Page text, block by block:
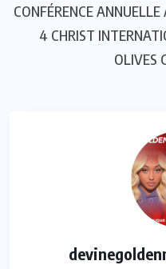
CONFÉRENCE
4 CHRIST
OLIVES